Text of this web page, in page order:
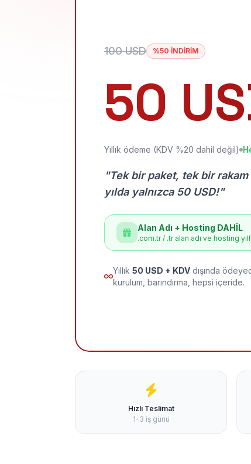
100 USD %50 İNDİRİM
50
Yıllık ödeme (KDV %20 dahil değil)
"Tek bir paket, tek bir
yılda yalnızca 50 USD!"
Alan Adı + Hosting DAHİL
.com.tr / .tr alan adı ve hosting
Yıllık 50 USD + KDV dışında
kurulum, barındırma, hepsi içeride.
Hızlı Teslimat
1-3 iş günü